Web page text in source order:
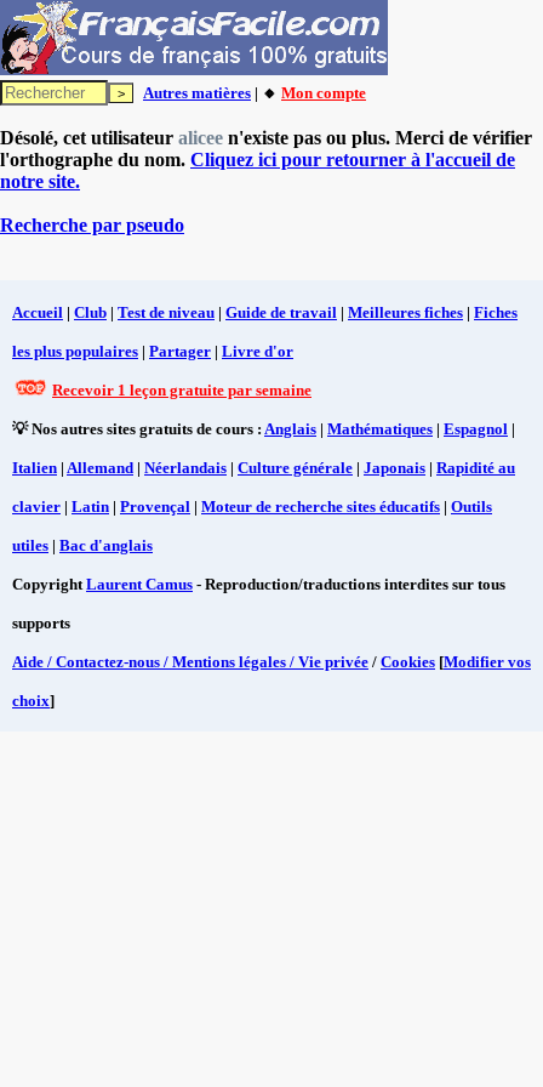
Autres matières | 🔸 Mon compte
Désolé, cet utilisateur alicee n'existe pas ou plus. Merci de vérifier
l'orthographe du nom. Cliquez ici pour retourner à l'accueil de
notre site.
Recherche par pseudo
Accueil | Club | Test de niveau | Guide de travail | Meilleures fiches | Fiches
les plus populaires | Partager | Livre d'or
Recevoir 1 leçon gratuite par semaine
💡 Nos autres sites gratuits de cours : Anglais | Mathématiques | Espagnol |
Italien | Allemand | Néerlandais | Culture générale | Japonais | Rapidité au
clavier | Latin | Provençal | Moteur de recherche sites éducatifs | Outils
utiles | Bac d'anglais
CopyrightLaurent Camus - Reproduction/traductions interdites sur tous
supports
Aide / Contactez-nous / Mentions légales / Vie privée / Cookies [Modifier vos
choix]